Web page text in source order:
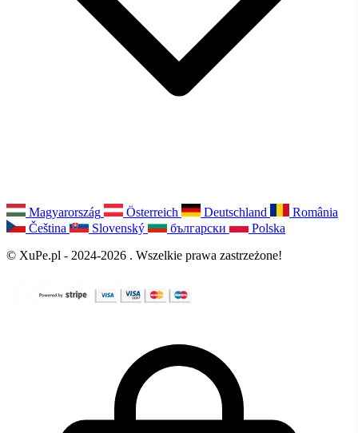
Magyarország Österreich Deutschland
România
Čeština
Slovenský български
Polska
© XuPe.pl - 2024-2026 . Wszelkie prawa zastrzeżone!